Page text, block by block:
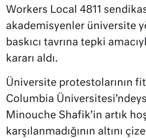
Workers Local 4811
akademisyenler üniversite
baskıcı tavrına tepki
kararı aldı.
Üniversite protestolarının
Columbia
Minouche Shafik’in artık
karşılanmadığının altını